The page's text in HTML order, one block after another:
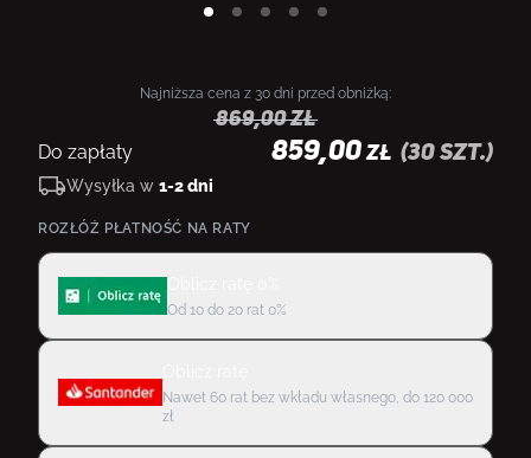
Najniższa cena z 30 dni przed obniżką:
869,00zł
Do zapłaty 859,00 ZŁ (30 szt.)
Wysyłka w 1-2 dni
ROZŁÓŻ PŁATNOŚĆ NA RATY
Od 10 do 20 rat 0%
Nawet 60 rat bez wkładu własnego, do 120 000
zł